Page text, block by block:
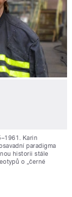
Karin
paradigma
historii stále
o „černé